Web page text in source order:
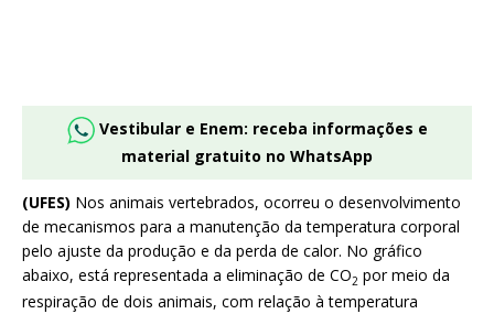
Vestibular e Enem: receba informações e
material gratuito no WhatsApp
(UFES) Nos animais vertebrados, ocorreu o desenvolvimento
de mecanismos para a manutenção da temperatura corporal
pelo ajuste da produção e da perda de calor. No gráfico
abaixo, está representada a eliminação de CO2 por meio da
respiração de dois animais, com relação à temperatura